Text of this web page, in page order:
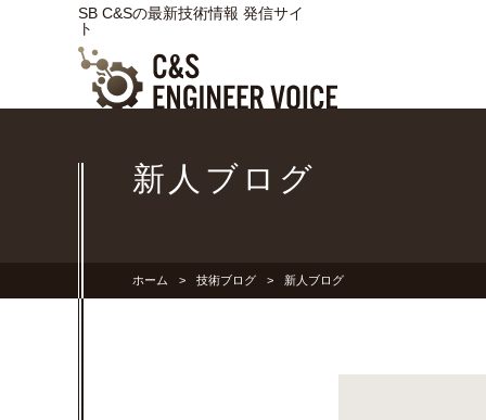
SB C&Sの最新技術情報 発信サイ
ト
新人ブログ
ホーム 技術ブログ 新人ブログ